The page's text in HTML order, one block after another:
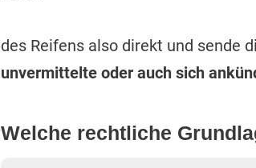
des Reifens also direkt und sende
unvermittelte oder auch sich
Welche rechtliche